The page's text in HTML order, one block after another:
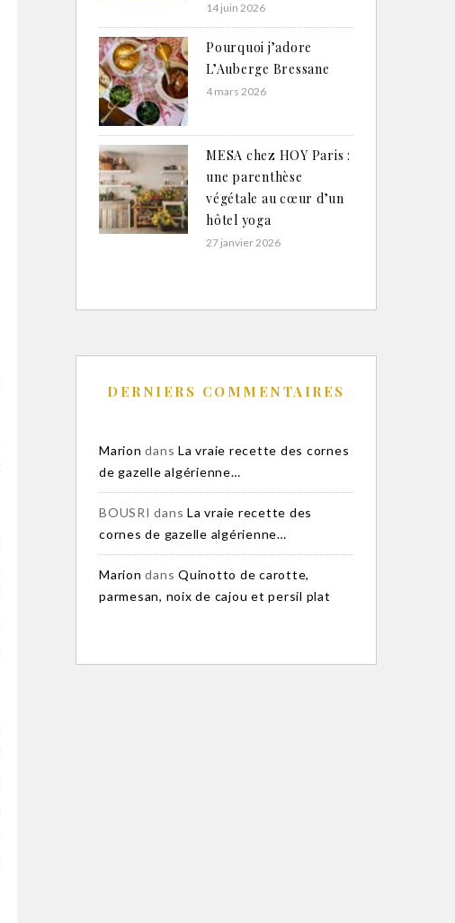
14 juin 2026
Pourquoi j’adore
L’Auberge Bressane
4 mars 2026
MESA chez HOY Paris :
une parenthèse
végétale au cœur d’un
hôtel yoga
27 janvier 2026
DERNIERS COMMENTAIRES
Marion dans La vraie recette des cornes
de gazelle algérienne…
BOUSRI dans La vraie recette des
cornes de gazelle algérienne…
Marion dans Quinotto de carotte,
parmesan, noix de cajou et persil plat